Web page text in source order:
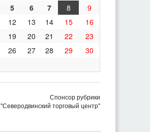
5 6 7 8
9
12 13 14 15
16
19 20 21 22
23
26 27 28 29
30
Спонсор рубрики
"Северодвинский торговый центр"